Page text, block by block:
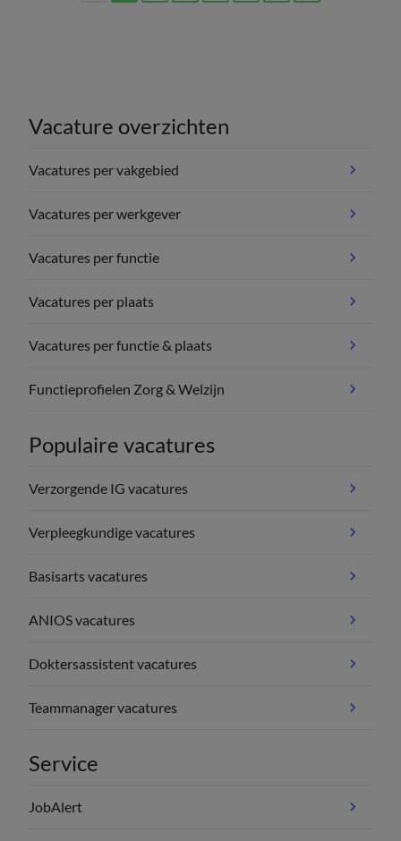
(current)
Vacature overzichten
Vacatures per vakgebied
Vacatures per werkgever
Vacatures per functie
Vacatures per plaats
Vacatures per functie & plaats
Functieprofielen Zorg & Welzijn
Populaire vacatures
Verzorgende IG vacatures
Verpleegkundige vacatures
Basisarts vacatures
ANIOS vacatures
Doktersassistent vacatures
Teammanager vacatures
Service
JobAlert